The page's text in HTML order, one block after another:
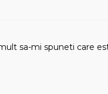
sa-mi spuneti care